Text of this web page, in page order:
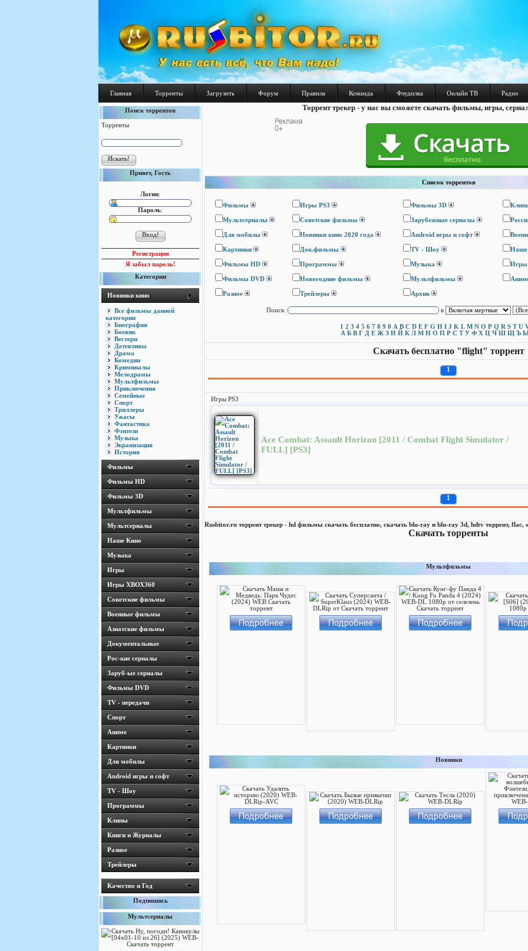
Главная Торренты Загрузить Форум Правила Команда Флудилка Онлайн ТВ Радио
Поиск торрентов
Торренты
Привет, Гость
Логин:
Пароль:
Регистрация
Я забыл пароль!
Категории
Новинки кино
Все фильмы данной
категории
Биография
Боевик
Вестерн
Детективы
Драма
Комедии
Криминалы
Мелодрамы
Мультфильмы
Приключения
Семейные
Спорт
Триллеры
Ужасы
Фантастика
Фэнтези
Музыка
Экранизация
История
Фильмы
Фильмы HD
Фильмы 3D
Мультфильмы
Мультсериалы
Наше Кино
Музыка
Игры
Игры ХВОХ360
Cоветские фильмы
Военные фильмы
Азиатские фильмы
Документальные
Рос-кие сериалы
Заруб-ые сериалы
Фильмы DVD
TV - передачи
Спорт
Аниме
Картинки
Для мобилы
Android игры и софт
TV - Шоу
Программы
Клипы
Книги и Журналы
Разное
Трейлеры
Качество и Год
Подпишись
Мультсериалы
Торрент трекер - у нас вы сможете скачать фильмы, игры,
Список торрентов
Фильмы Игры PS3 Фильмы 3D
Мультсериалы Cоветские фильмы Зарубежные сериалы
Для мобилы Новинки кино 2020 года Android игры и софт
Картинки Док.фильмы TV - Шоу Наше
Фильмы HD Программы Музыка Игры
Фильмы DVD Новогодние фильмы Мультфильмы
Разное Трейлеры Архив
Поиск: в
1 2 3 4 5 6 7 8 9 0 A B C D E F G H I J K L M N O P Q R S T U
А Б В Г Д Е Ж З И Й К Л М Н О П Р С Т У Ф Х Ц Ч Ш Щ Ъ
Скачать бесплатно "flight" торрент
1
Игры PS3
Ace Combat: Assault Horizon [2011 / Combat Flight Simulator /
FULL] [PS3]
1
Rusbitor.ru торрент трекер - hd фильмы скачать бесплатно, скачать blu-ray и blu-ray 3d, hdtv торрент, flac,
Скачать торренты
Мультфильмы
Новинки